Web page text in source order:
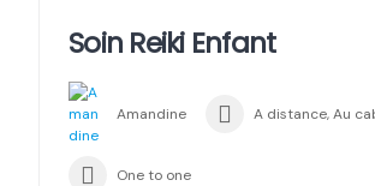
Soin Reiki Enfant
Amandine A distance, Au
One to one